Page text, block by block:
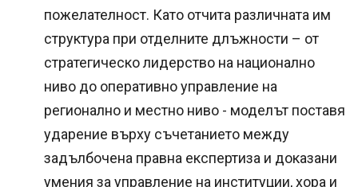
пожелателност. Като отчита различната им
структура при отделните длъжности – от
стратегическо лидерство на национално
ниво до оперативно управление на
регионално и местно ниво - моделът поставя
ударение върху съчетанието между
задълбочена правна експертиза и доказани
умения за управление на институции, хора и